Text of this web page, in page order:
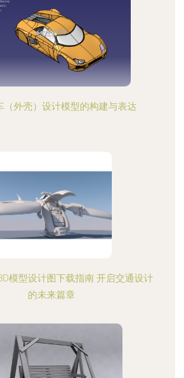
（外壳）设计模型的构建与表达
模型设计图下载指南 开启交通设计
的未来篇章